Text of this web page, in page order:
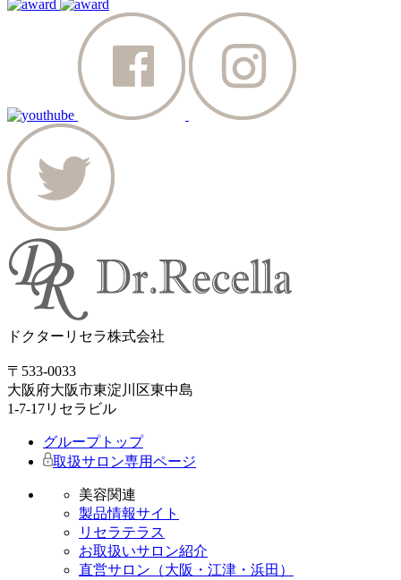
ドクターリセラ株式会社
〒533-0033
大阪府大阪市東淀川区東中島
1-7-17リセラビル
グループトップ
取扱サロン専用ページ
美容関連
製品情報サイト
リセラテラス
お取扱いサロン紹介
直営サロン（大阪・江津・浜田）